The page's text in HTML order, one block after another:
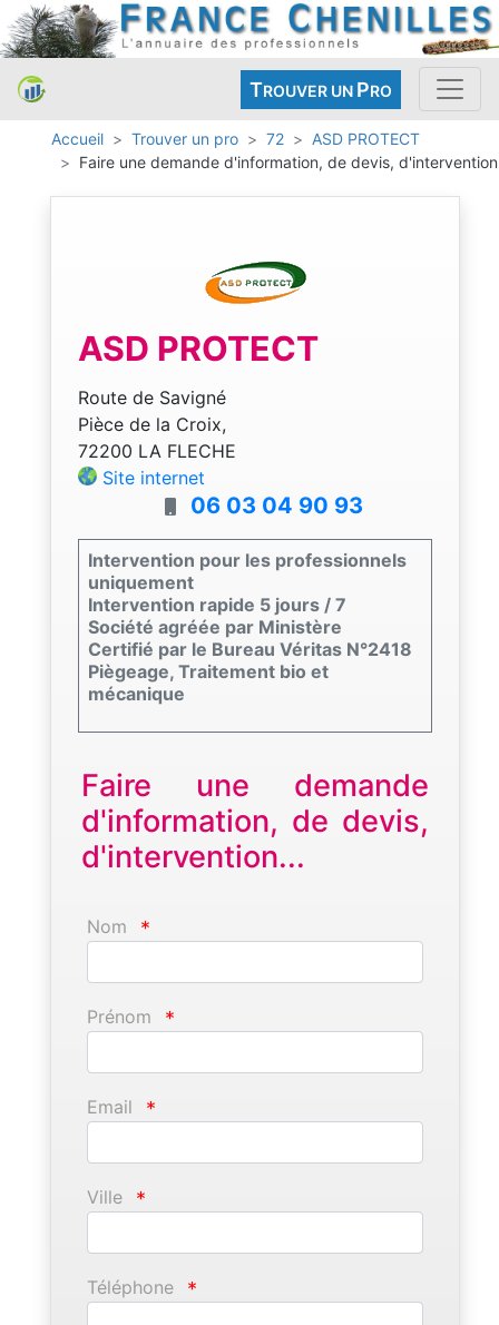
TROUVER UN PRO
Accueil Trouver un pro 72
ASD PROTECT
Faire une demande d'information, de devis, d'intervention
ASD PROTECT
Route de Savigné
Pièce de la Croix,
72200 LA FLECHE
Site internet
06 03 04 90 93
Intervention pour les professionnels
uniquement
Intervention rapide 5 jours / 7
Société agréée par Ministère
Certifié par le Bureau Véritas N°2418
Piègeage, Traitement bio et
mécanique
Faire une demande
d'information, de devis,
d'intervention...
Nom *
Prénom *
Email *
Ville *
Téléphone *